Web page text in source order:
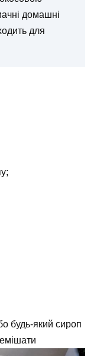
домашні
для
будь-який сироп